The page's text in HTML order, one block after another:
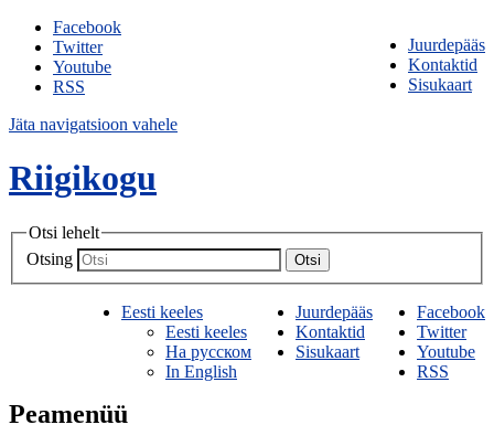
Juurdepääs
Kontaktid
Sisukaart
Facebook
Twitter
Youtube
RSS
Jäta navigatsioon vahele
Riigikogu
Otsi lehelt
Otsing
Otsi
Facebook
Twitter
Youtube
RSS
Juurdepääs
Kontaktid
Sisukaart
Eesti keeles
Eesti keeles
На русском
In English
Peamenüü